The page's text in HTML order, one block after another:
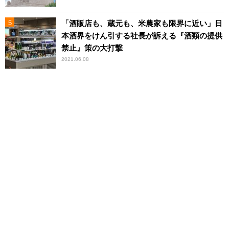
「酒販店も、蔵元も、米農家も限界に近い」日
本酒界をけん引する社長が訴える『酒類の提供
禁止』策の大打撃
2021.06.08